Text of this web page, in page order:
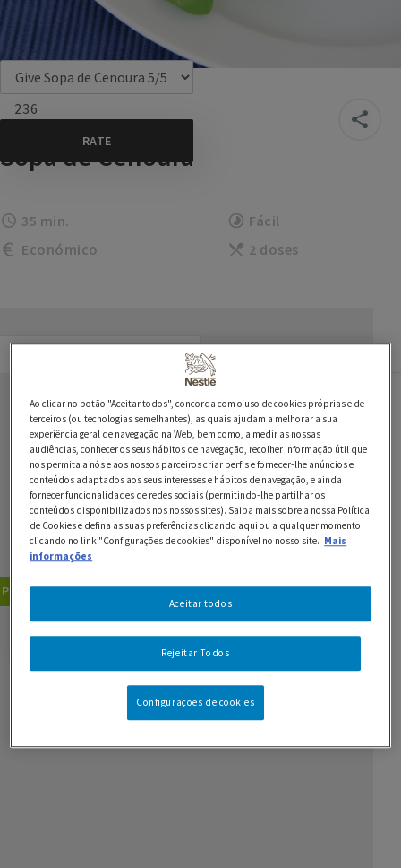
236
Sopa de Cenoura
35 min.
Fácil
Económico
2 doses
Ingredientes
3 cenouras médias
1 batata média
1/2 cebola
2 c. de sobremesa de azeite
GUARDAR RECEITA
Para mamãs e bebés Sopas
Visite o site Nestlé Bebé se procura mais
Ao clicar no botão "Aceitar todos", concorda com o uso de cookies próprias e de
terceiros (ou tecnologias semelhantes), as quais ajudam a melhorar a sua
experiência geral de navegação na Web, bem como, a medir as nossas
audiências, conhecer os seus hábitos de navegação, recolher informação útil que
nos permita a nós e aos nossos parceiros criar perfis e fornecer-lhe anúncios e
conteúdos adaptados aos seus interesses e hábitos de navegação, e ainda
fornecer funcionalidades de redes sociais (permitindo-lhe partilhar os
conteúdos disponibilizados nos nossos sites). Saiba mais sobre a nossa Política
de Cookies e defina as suas preferências clicando aqui ou a qualquer momento
clicando no link "Configurações de cookies" disponível no nosso site. Mais
informações
Rejeitar Todos
Aceitar todos
Configurações de cookies